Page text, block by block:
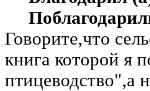
Говорите,что
книга которой я
птицеводство",а